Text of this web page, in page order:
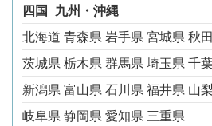
四国 九州・沖縄
北海道 青森県岩手県宮城県秋
茨城県栃木県群馬県埼玉県千
新潟県富山県石川県福井県 山
岐阜県静岡県愛知県三重県